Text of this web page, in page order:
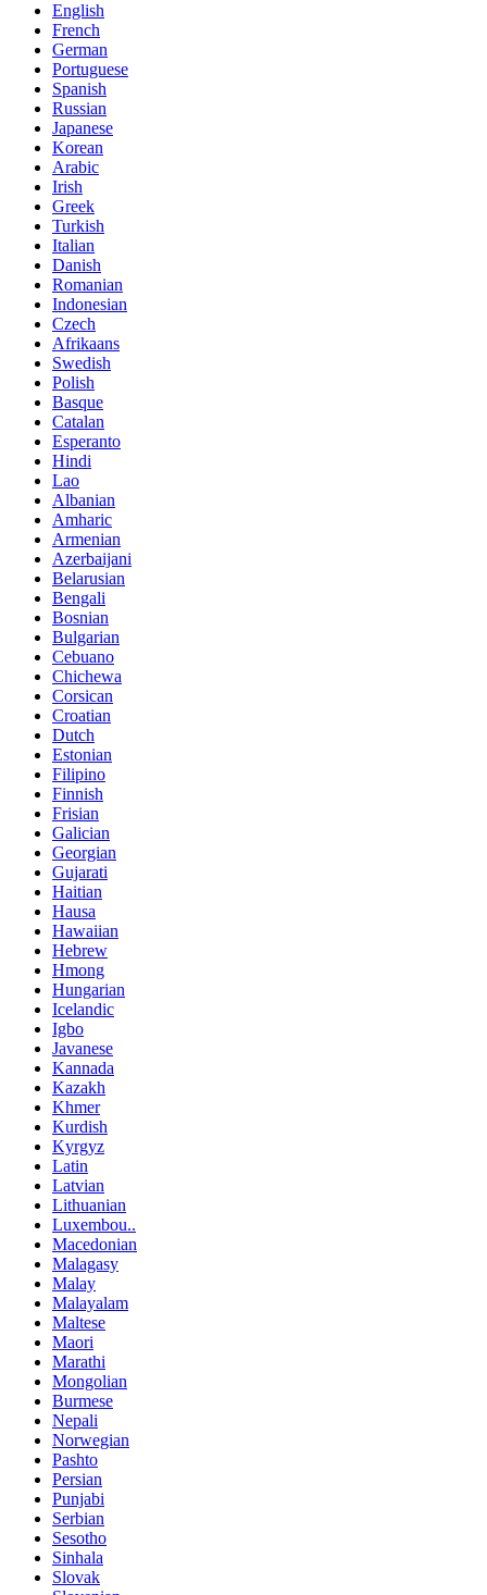
English
French
German
Portuguese
Spanish
Russian
Japanese
Korean
Arabic
Irish
Greek
Turkish
Italian
Danish
Romanian
Indonesian
Czech
Afrikaans
Swedish
Polish
Basque
Catalan
Esperanto
Hindi
Lao
Albanian
Amharic
Armenian
Azerbaijani
Belarusian
Bengali
Bosnian
Bulgarian
Cebuano
Chichewa
Corsican
Croatian
Dutch
Estonian
Filipino
Finnish
Frisian
Galician
Georgian
Gujarati
Haitian
Hausa
Hawaiian
Hebrew
Hmong
Hungarian
Icelandic
Igbo
Javanese
Kannada
Kazakh
Khmer
Kurdish
Kyrgyz
Latin
Latvian
Lithuanian
Luxembou..
Macedonian
Malagasy
Malay
Malayalam
Maltese
Maori
Marathi
Mongolian
Burmese
Nepali
Norwegian
Pashto
Persian
Punjabi
Serbian
Sesotho
Sinhala
Slovak